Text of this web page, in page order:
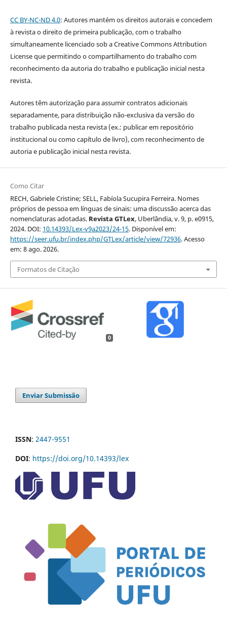
CC BY-NC-ND 4.0: Autores mantém os direitos autorais e concedem
à revista o direito de primeira publicação, com o trabalho
simultaneamente licenciado sob a Creative Commons Attribution
License que permitindo o compartilhamento do trabalho com
reconhecimento da autoria do trabalho e publicação inicial nesta
revista.
Autores têm autorização para assumir contratos adicionais
separadamente, para distribuição não-exclusiva da versão do
trabalho publicada nesta revista (ex.: publicar em repositório
institucional ou como capítulo de livro), com reconhecimento de
autoria e publicação inicial nesta revista.
Como Citar
RECH, Gabriele Cristine; SELL, Fabíola Sucupira Ferreira. Nomes
próprios de pessoa em línguas de sinais: uma discussão acerca das
nomenclaturas adotadas. Revista GTLex, Uberlândia, v. 9, p. e0915,
2024. DOI: 10.14393/Lex-v9a2023/24-15. Disponível em:
https://seer.ufu.br/index.php/GTLex/article/view/72936. Acesso
em: 8 ago. 2026.
Formatos de Citação
0
Enviar Submissão
ISSN: 2447-9551
DOI: https://doi.org/10.14393/lex